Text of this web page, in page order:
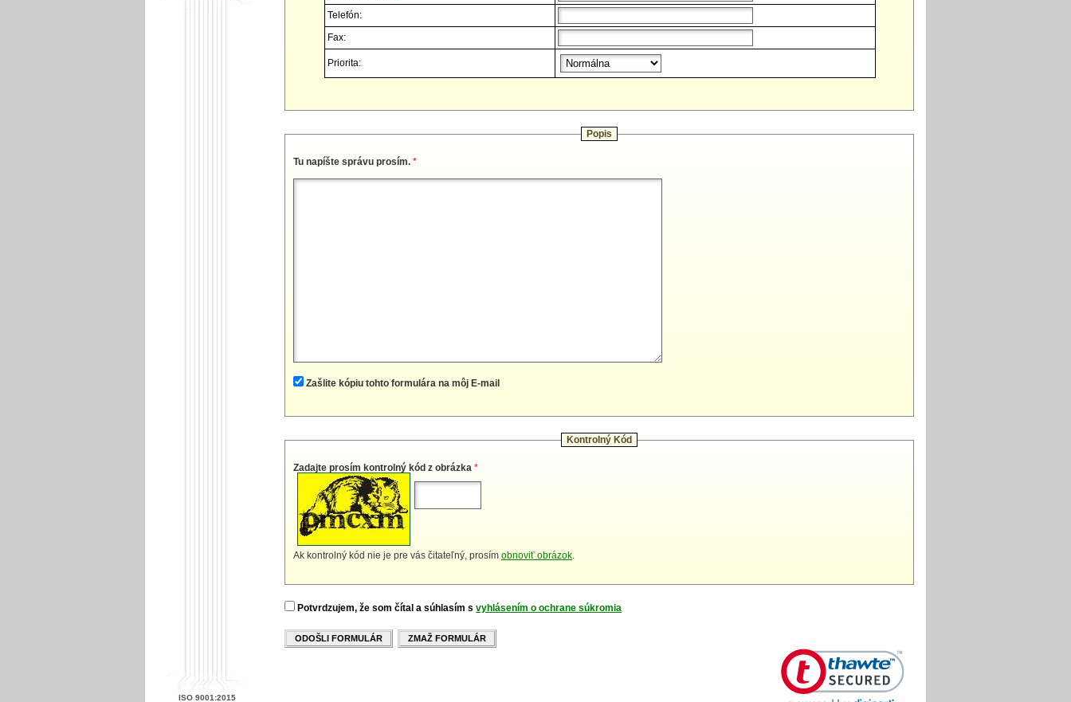
ISO 9001:2015
Telefón:
Fax:
Priorita:
Popis
Tu napíšte správu prosím. *
Zašlite kópiu tohto formulára na môj E-mail
Kontrolný Kód
Zadajte prosím kontrolný kód z obrázka *
Ak kontrolný kód nie je pre vás čitateľný, prosím obnoviť obrázok.
Potvrdzujem, že som čítal a súhlasím s vyhlásením o ochrane súkromia
ODOŠLI FORMULÁR ZMAŽ FORMULÁR